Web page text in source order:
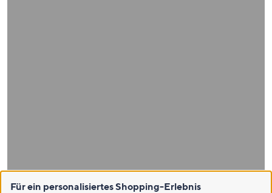
Für ein personalisiertes Shopping-Erlebnis